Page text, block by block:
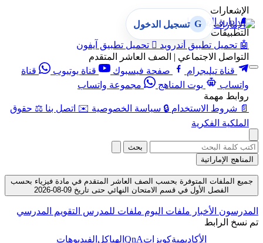
الإشعارات
🔔 إدارة الإشعارات
التطبيقات
🤖 تحميل تطبيق أندرويد  تحميل تطبيق آيفون
التواصل الاجتماعي | الصف العاشر المتقدم
قناة تيليجرام
صفحة فيسبوك قناة يوتيوب
قناة
واتساب
بوت المناهج
مجموعة واتساب
روابط مهمة
📄 شروط الاستخدام 🔒 سياسة الخصوصية ✉️ اتصل بنا ⚖️ حقوق
الملكية الفكرية
G تسجيل الدخول
بحث
المناهج الإماراتية
جميع الملفات المتوفرة بحسب الصف العاشر المتقدم في مادة فيزياء بحسب
الفصل الأول في قسم الامتحان النهائي حتى تاريخ 09-08-2026
المدرسون الأخبار ملفات اليوم ملفات للمدرس التقويم المدرسي
تم نسخ الرابط
الأكاديميةكويزاتQnAالهياكلالفيديوهات